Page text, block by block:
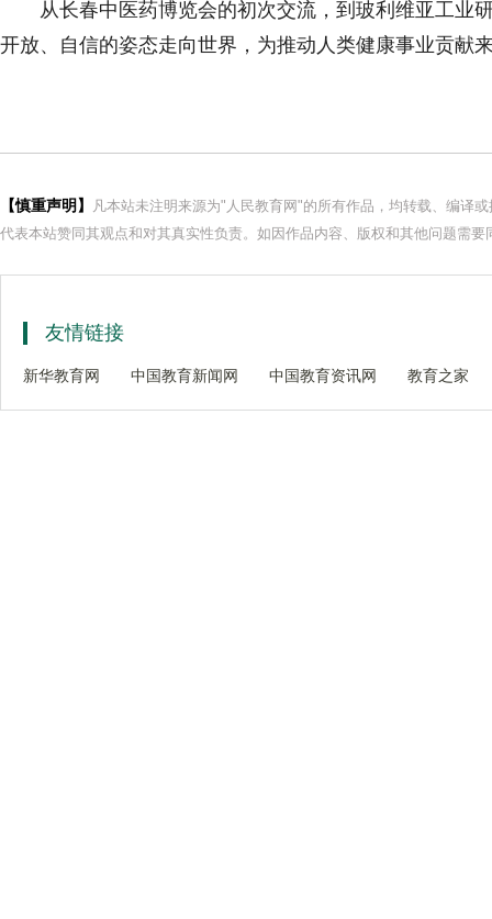
从长春中医药博览会的初次交流，到玻利维亚工业
开放、自信的姿态走向世界，为推动人类健康事业贡献
【慎重声明】
凡本站未注明来源为"人民教育网"的所有作品，均转载、编译
代表本站赞同其观点和对其真实性负责。如因作品内容、版权和其他问题需
友情链接
新华教育网 中国教育新闻网 中国教育资讯网 教育之家